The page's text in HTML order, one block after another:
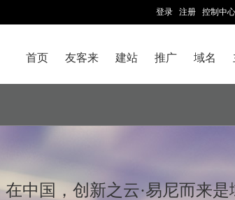
登录 注册 控制中心
首页 友客来 建站 推广 域名
在中国，创新之云·易尼而来是